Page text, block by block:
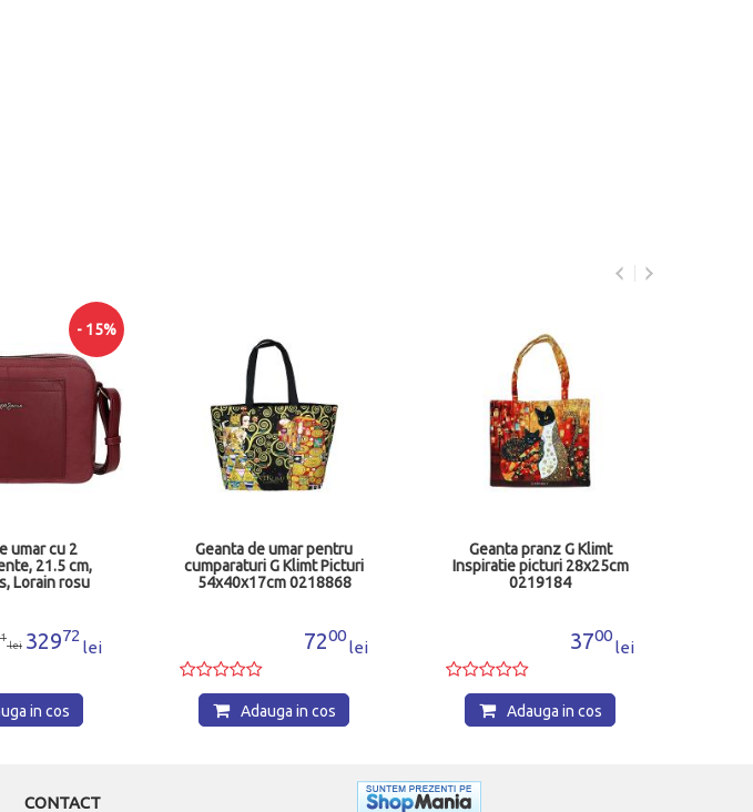
- 15%
umar cu 2
21.5 cm,
Lorain rosu
lei 32972
lei
in cos
Geanta de umar pentru
cumparaturi G Klimt Picturi
54x40x17cm 0218868
7200
lei
Adauga in cos
Geanta pranz G Klimt
Inspiratie picturi 28x25cm
0219184
3700
lei
Adauga in cos
CONTACT